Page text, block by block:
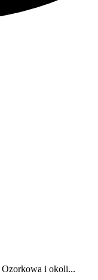
Ozorkowa i okoli...